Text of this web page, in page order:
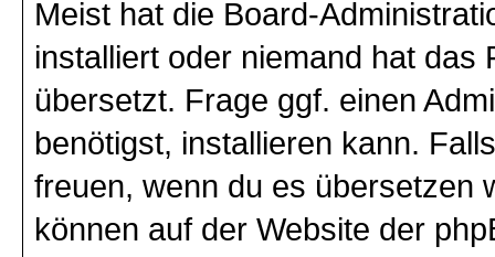
Meist hat die Board-
installiert oder niemand hat das
übersetzt. Frage ggf. einen
benötigst, installieren kann.
freuen, wenn du es übersetzen
können auf der Website der